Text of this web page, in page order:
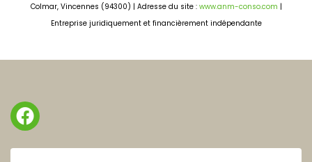
Colmar, Vincennes (94300) | Adresse du site : www.anm-conso.com |
Entreprise juridiquement et financièrement indépendante